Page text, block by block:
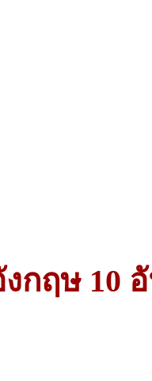
กฤษ 10